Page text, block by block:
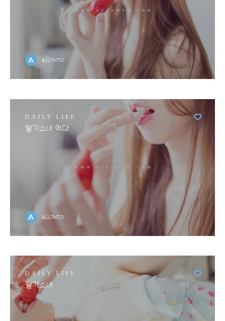
allowto
DAILY LIFE
딸기소녀 먹다
allowto
DAILY LIFE
딸기소녀